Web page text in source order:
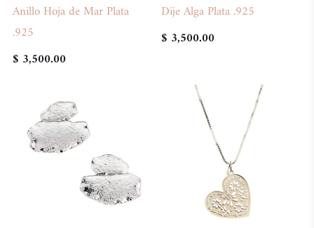
Anillo Hoja de Mar Plata
.925
$ 3,500.00
Dije Alga Plata .925
$ 3,500.00